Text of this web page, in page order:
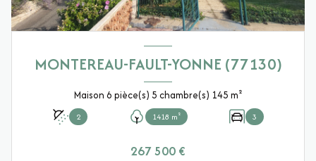
MONTEREAU-FAULT-YONNE (77130)
Maison 6 pièce(s) 5 chambre(s) 145 m²
2 1418 m² 3
267 500 €